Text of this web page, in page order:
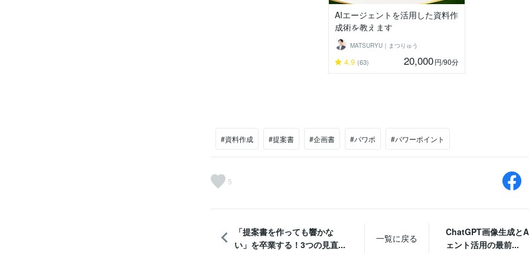
AIエージェントを活用した資料作
成術を教えます
MATSURYU｜まつりゅう
4.9 (63) 20,000円/90分
#資料作成 #提案書 #企画書 #パワポ #パワーポイント
5
「提案書を作っても響かな
い」を卒業する！3つの見直...
一覧に戻る
ChatGPT画像生成と
ェント活用の最前...